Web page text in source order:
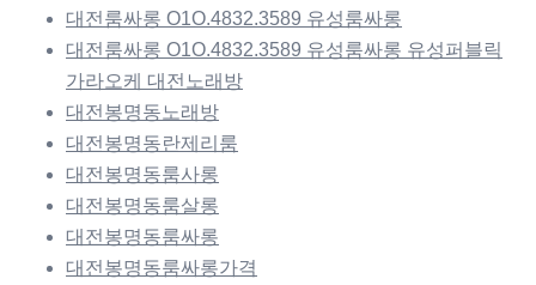
대전룸싸롱 O1O.4832.3589 유성룸싸롱
대전룸싸롱 O1O.4832.3589 유성룸싸롱 유성퍼블릭
가라오케 대전노래방
대전봉명동노래방
대전봉명동란제리룸
대전봉명동룸사롱
대전봉명동룸살롱
대전봉명동룸싸롱
대전봉명동룸싸롱가격